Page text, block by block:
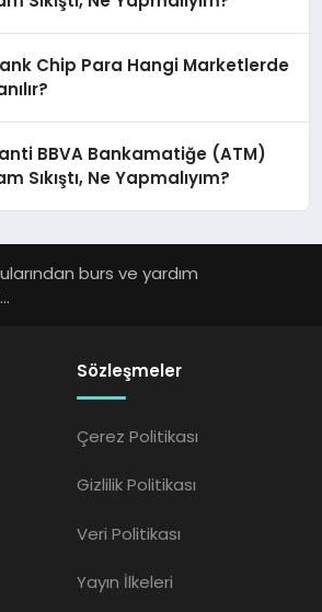
Chip Para Hangi Marketlerde
BBVA Bankamatiğe (ATM)
Sıkıştı, Ne Yapmalıyım?
burs ve yardım
Sözleşmeler
Çerez Politikası
Gizlilik Politikası
Veri Politikası
Yayın İlkeleri